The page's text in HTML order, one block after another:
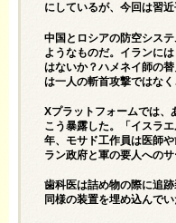
にしているが、今回は習
中国とロシアの防空シス
ようなものだ。イランに
はないか？ハメネイ師の
は一人の斬首攻撃ではなく
Xプラットフォームでは、
こう暴露した。「イスラ
年、モサド工作員は医師
ラン政府と軍の要人へのサ
歯科医は詰め物の際に追
同様の装置を埋め込んでい